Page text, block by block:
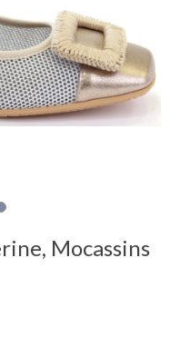
Mocassins